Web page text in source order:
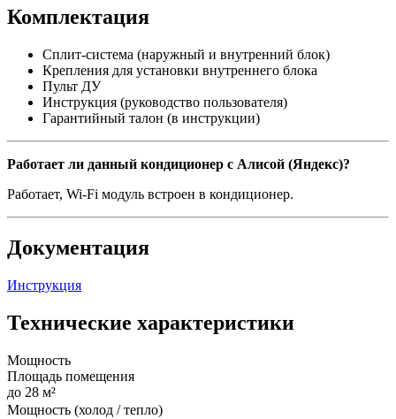
Комплектация
Сплит-система (наружный и внутренний блок)
Крепления для установки внутреннего блока
Пульт ДУ
Инструкция (руководство пользователя)
Гарантийный талон (в инструкции)
Работает ли данный кондиционер с Алисой (Яндекс)?
Работает, Wi-Fi модуль встроен в кондиционер.
Документация
Инструкция
Технические характеристики
Мощность
Площадь помещения
до 28 м²
Мощность (холод / тепло)